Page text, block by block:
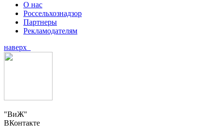
О нас
Россельхознадзор
Партнеры
Рекламодателям
наверх
"ВиЖ"
ВКонтакте